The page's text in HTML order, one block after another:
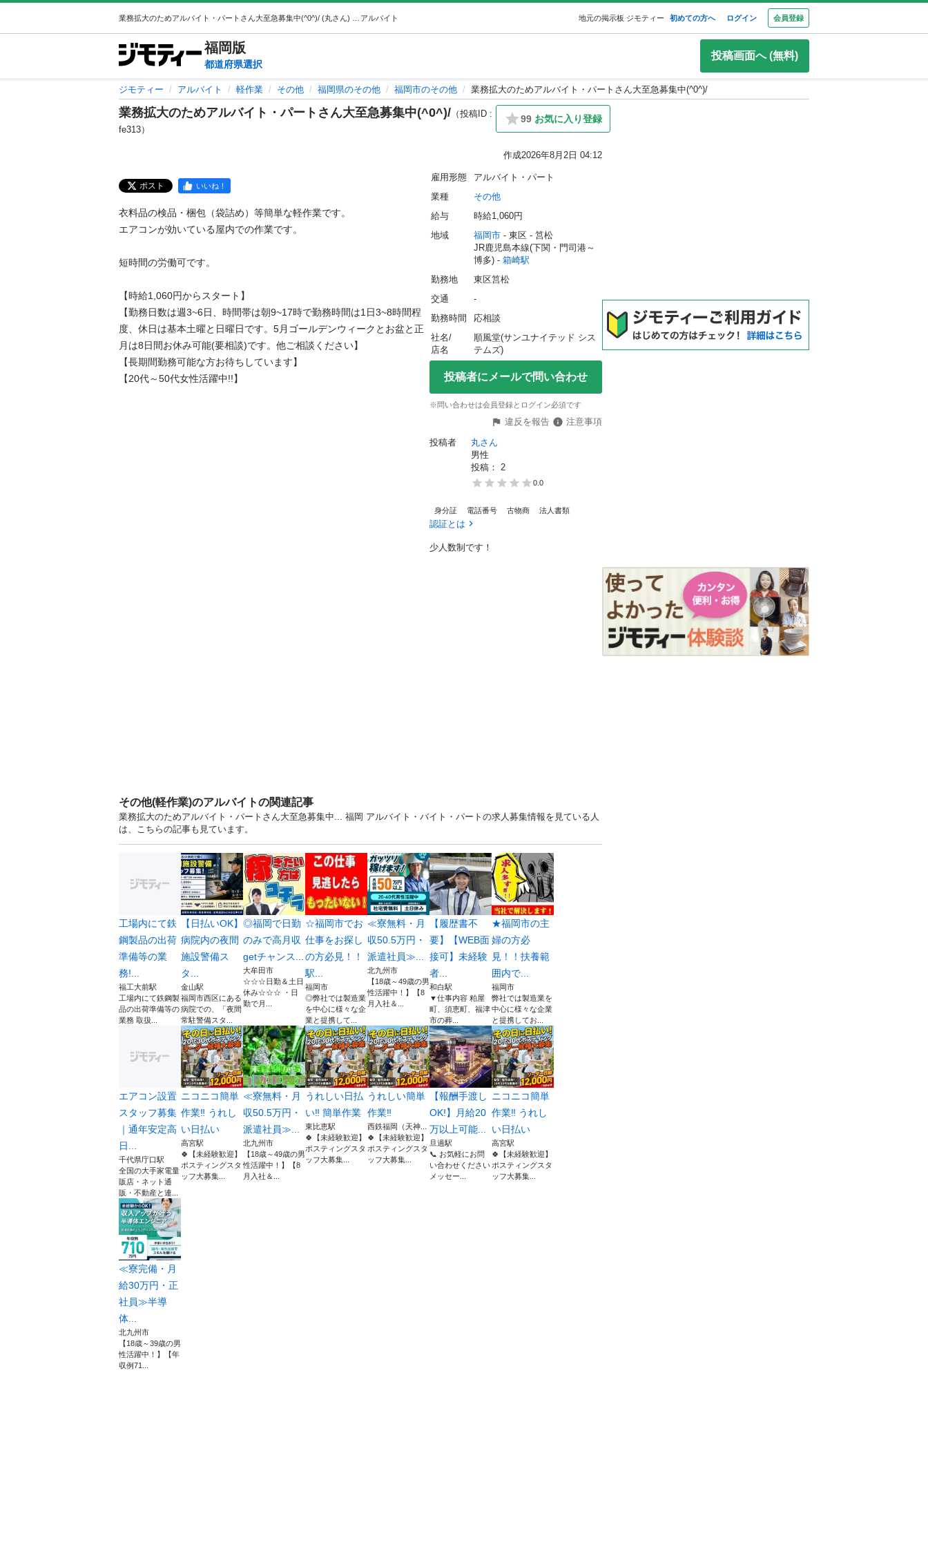
アルバイト 地元の掲示板 ジモティー 初めての方へ ログイン 会員登録
福岡版
都道府県選択
投稿画面へ (無料)
ジモティー アルバイト 軽作業 その他 福岡県のその他 福岡市のその他 業務拡大のためアルバイト・パートさん大至急募集中(^0^)/
業務拡大のためアルバイト・パートさん大至急募集中(^0^)/ （投稿ID :
fe313）
99 お気に入り登録
作成2026年8月2日 04:12
ポスト いいね！
衣料品の検品・梱包（袋詰め）等簡単な軽作業です。
エアコンが効いている屋内での作業です。
短時間の労働可です。
【時給1,060円からスタート】
【勤務日数は週3~6日、時間帯は朝9~17時で勤務時間は1日3~8時間程
度、休日は基本土曜と日曜日です。5月ゴールデンウィークとお盆と正
月は8日間お休み可能(要相談)です。他ご相談ください】
【長期間勤務可能な方お待ちしています】
雇用形態
アルバイト・パート
業種
その他
給与
時給1,060円
地域
福岡市 - 東区 - 筥松
JR鹿児島本線(下関・門司港～
博多) - 箱崎駅
勤務地
東区筥松
交通
-
勤務時間
応相談
社名/
店名
順風堂(サンユナイテッド シス
テムズ)
投稿者にメールで問い合わせ
※問い合わせは会員登録とログイン必須です
違反を報告
注意事項
投稿者
丸さん
男性
投稿： 2
0.0
身分証 電話番号 古物商 法人書類
認証とは
少人数制です！
その他(軽作業)のアルバイトの関連記事
業務拡大のためアルバイト・パートさん大至急募集中... 福岡 アルバイト・バイト・パートの求人募集情報を見ている人
は、こちらの記事も見ています。
工場内にて鉄
鋼製品の出荷
準備等の業
務!...
福工大前駅
工場内にて鉄鋼製
品の出荷準備等の
業務 取扱...
【日払いOK】
病院内の夜間
施設警備ス
タ...
金山駅
福岡市西区にある
病院での、「夜間
常駐警備スタ...
◎福岡で日勤
のみで高月収
getチャンス...
大牟田市
☆☆☆日勤＆土日
休み☆☆☆ ・日
勤で月...
☆福岡市でお
仕事をお探し
の方必見！！
駅...
福岡市
◎弊社では製造業
を中心に様々な企
業と提携して...
≪寮無料・月
収50.5万円・
派遣社員≫...
北九州市
【18歳～49歳の男
性活躍中！】【8
月入社＆...
【履歴書不
要】【WEB面
接可】未経験
者...
和白駅
▼仕事内容 粕屋
町、須恵町、福津
市の葬...
★福岡市の主
婦の方必
見！！扶養範
囲内で...
福岡市
弊社では製造業を
中心に様々な企業
と提携してお...
エアコン設置
スタッフ募集
｜通年安定高
日...
千代県庁口駅
全国の大手家電量
販店・ネット通
販・不動産と連...
ニコニコ簡単
作業‼️ うれし
い日払い
高宮駅
🍀【未経験歓迎】
ポスティングスタ
ッフ大募集...
≪寮無料・月
収50.5万円・
派遣社員≫...
北九州市
【18歳～49歳の男
性活躍中！】【8
月入社＆...
うれしい日払
い‼ 簡単作業
東比恵駅
🍀【未経験歓迎】
ポスティングスタ
ッフ大募集...
うれしい簡単
作業‼
西鉄福岡（天神...
🍀【未経験歓迎】
ポスティングスタ
ッフ大募集...
【報酬手渡し
OK!】月給20
万以上可能...
旦過駅
📞 お気軽にお問
い合わせください
メッセー...
ニコニコ簡単
作業‼️ うれし
い日払い
高宮駅
🍀【未経験歓迎】
ポスティングスタ
ッフ大募集...
≪寮完備・月
給30万円・正
社員≫半導
体...
北九州市
【18歳～39歳の男
性活躍中！】【年
収例71...